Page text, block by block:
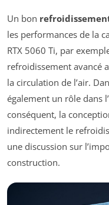
Un bon
les performances de la
RTX 5060 Ti, par
refroidissement avancé
la circulation de l’air.
également un rôle dans
conséquent, la
indirectement le
une discussion sur
construction.